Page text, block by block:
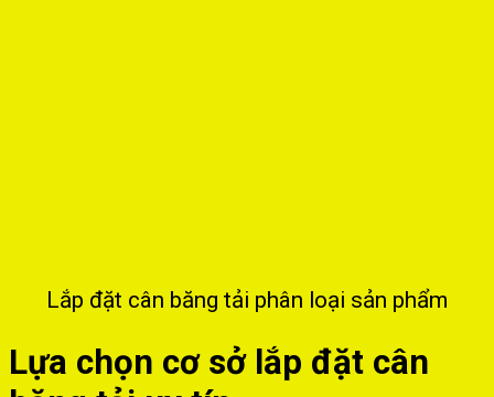
Lắp đặt cân băng tải phân loại sản phẩm
Lựa chọn cơ sở lắp đặt cân